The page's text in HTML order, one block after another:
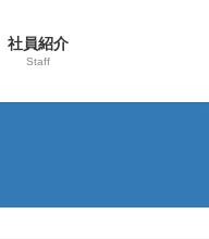
社員紹介
Staff